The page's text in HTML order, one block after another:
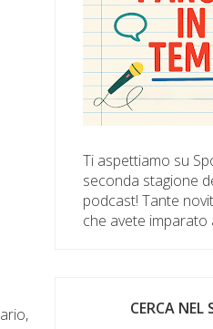
Ti aspettiamo su
seconda stagione
podcast! Tante
che avete imparato
CERCA NEL